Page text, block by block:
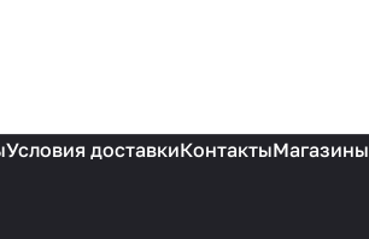
Условия доставкиКонтактыМагазины